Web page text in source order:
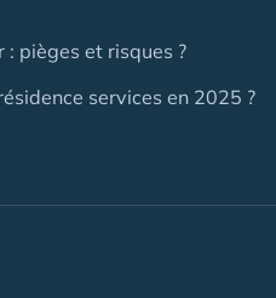
: pièges et risques ?
services en 2025 ?